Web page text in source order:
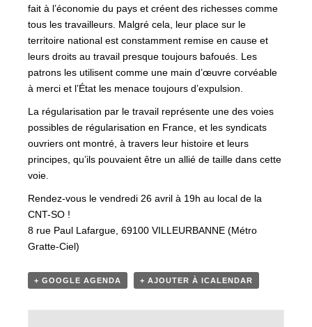
fait à l’économie du pays et créent des richesses comme
tous les travailleurs. Malgré cela, leur place sur le
territoire national est constamment remise en cause et
leurs droits au travail presque toujours bafoués. Les
patrons les utilisent comme une main d’œuvre corvéable
à merci et l’État les menace toujours d’expulsion.
La régularisation par le travail représente une des voies
possibles de régularisation en France, et les syndicats
ouvriers ont montré, à travers leur histoire et leurs
principes, qu’ils pouvaient être un allié de taille dans cette
voie.
Rendez-vous le vendredi 26 avril à 19h au local de la
CNT-SO !
8 rue Paul Lafargue, 69100 VILLEURBANNE (Métro
Gratte-Ciel)
+ GOOGLE AGENDA + AJOUTER À ICALENDAR